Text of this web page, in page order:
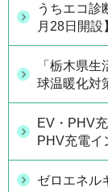
うちエコ診
月28日開設
「栃木県
球温暖化対
EV・PHV
PHV充電イ
ゼロエネル